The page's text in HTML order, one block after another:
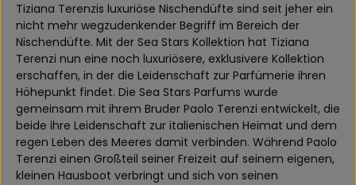
Tiziana Terenzis luxuriöse Nischendüfte sind seit jeher ein
nicht mehr wegzudenkender Begriff im Bereich der
Nischendüfte. Mit der Sea Stars Kollektion hat Tiziana
Terenzi nun eine noch luxuriösere, exklusivere Kollektion
erschaffen, in der die Leidenschaft zur Parfümerie ihren
Höhepunkt findet. Die Sea Stars Parfums wurde
gemeinsam mit ihrem Bruder Paolo Terenzi entwickelt, die
beide ihre Leidenschaft zur italienischen Heimat und dem
regen Leben des Meeres damit verbinden. Während Paolo
Terenzi einen Großteil seiner Freizeit auf seinem eigenen,
kleinen Hausboot verbringt und sich von seinen